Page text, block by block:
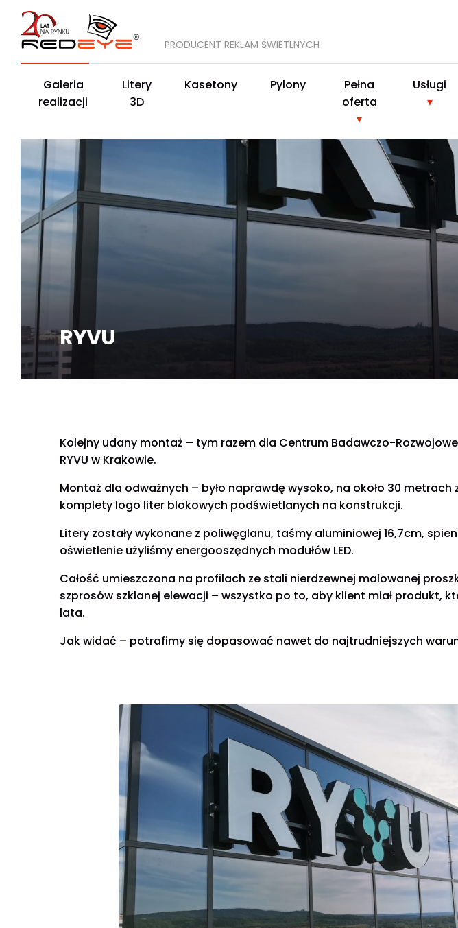
PRODUCENT REKLAM ŚWIETLNYCH
Galeria
realizacji
Litery
3D
Kasetony Pylony
Pełna
oferta
Usługi
RYVU
Kolejny udany montaż – tym razem dla Centrum Badawczo-
RYVU w Krakowie.
Montaż dla odważnych – było naprawdę wysoko, na około 30 metrach
komplety logo liter blokowych podświetlanych na konstrukcji.
Litery zostały wykonane z poliwęglanu, taśmy aluminiowej 16,7cm,
oświetlenie użyliśmy energooszędnych modułów LED.
Całość umieszczona na profilach ze stali nierdzewnej malowanej
szprosów szklanej elewacji – wszystko po to, aby klient miał produkt,
lata.
Jak widać – potrafimy się dopasować nawet do najtrudniejszych